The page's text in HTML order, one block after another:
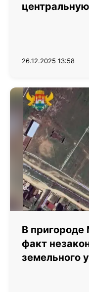
26.12.2025 13:58
В
факт
земельного